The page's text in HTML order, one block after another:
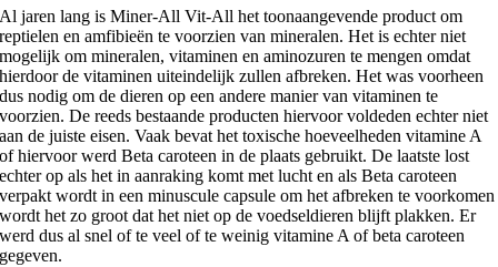
Al jaren lang is Miner-All Vit-All het toonaangevende product om
reptielen en amfibieën te voorzien van mineralen. Het is echter niet
mogelijk om mineralen, vitaminen en aminozuren te mengen omdat
hierdoor de vitaminen uiteindelijk zullen afbreken. Het was voorheen
dus nodig om de dieren op een andere manier van vitaminen te
voorzien. De reeds bestaande producten hiervoor voldeden echter niet
aan de juiste eisen. Vaak bevat het toxische hoeveelheden vitamine A
of hiervoor werd Beta caroteen in de plaats gebruikt. De laatste lost
echter op als het in aanraking komt met lucht en als Beta caroteen
verpakt wordt in een minuscule capsule om het afbreken te voorkomen
wordt het zo groot dat het niet op de voedseldieren blijft plakken. Er
werd dus al snel of te veel of te weinig vitamine A of beta caroteen
gegeven.